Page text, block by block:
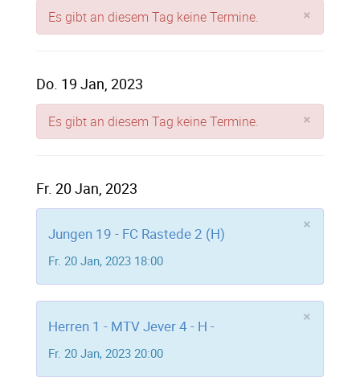
×
Es gibt an diesem Tag keine Termine.
Do. 19 Jan, 2023
×
Es gibt an diesem Tag keine Termine.
Fr. 20 Jan, 2023
×
Jungen 19 - FC Rastede 2 (H)
Fr. 20 Jan, 2023 18:00
×
Herren 1 - MTV Jever 4 - H -
Fr. 20 Jan, 2023 20:00